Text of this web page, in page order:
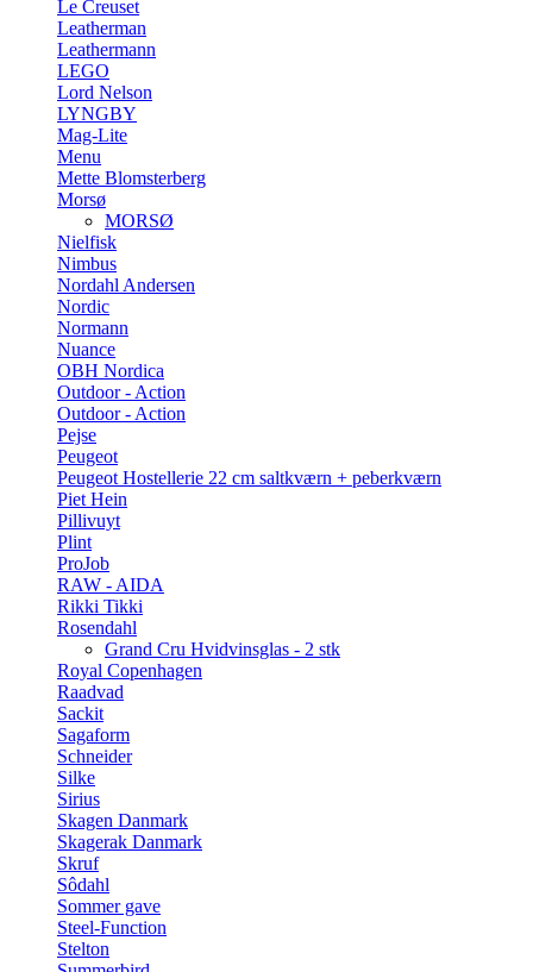
Le Creuset
Leatherman
Leathermann
LEGO
Lord Nelson
LYNGBY
Mag-Lite
Menu
Mette Blomsterberg
Morsø
MORSØ
Nielfisk
Nimbus
Nordahl Andersen
Nordic
Normann
Nuance
OBH Nordica
Outdoor - Action
Outdoor - Action
Pejse
Peugeot
Peugeot Hostellerie 22 cm saltkværn + peberkværn
Piet Hein
Pillivuyt
Plint
ProJob
RAW - AIDA
Rikki Tikki
Rosendahl
Grand Cru Hvidvinsglas - 2 stk
Royal Copenhagen
Raadvad
Sackit
Sagaform
Schneider
Silke
Sirius
Skagen Danmark
Skagerak Danmark
Skruf
Sôdahl
Sommer gave
Steel-Function
Stelton